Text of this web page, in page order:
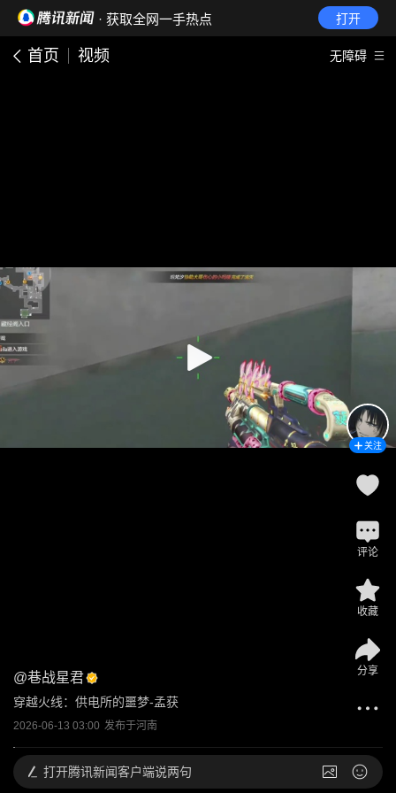
· 获取全网一手热点 打开
首页 视频 无障碍
@巷战星君
穿越火线：供电所的噩梦-孟获
2026-06-13 03:00 发布于河南
关注
评论
收藏
分享
打开腾讯新闻客户端说两句